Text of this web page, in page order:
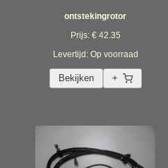
ontstekingrotor
Prijs: € 42.35
Levertijd: Op voorraad
Bekijken +